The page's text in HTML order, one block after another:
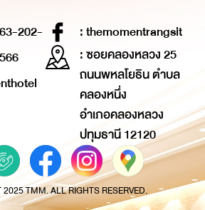
202-
: themomentrangsit
: ซอยคลองหลวง 25
ถนนพหลโยธิน ตำบล
คลองหนึ่ง
อำเภอคลองหลวง
ปทุมธานี 12120
TMM. ALL RIGHTS RESERVED.